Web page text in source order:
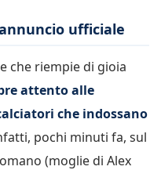
ufficiale
che riempie di gioia
attento alle
che indossano
pochi minuti fa, sul
(moglie di Alex